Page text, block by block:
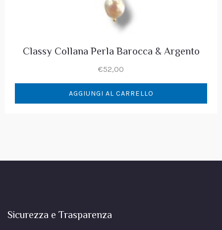
Classy Collana Perla Barocca & Argento
€52,00
AGGIUNGI AL CARRELLO
Sicurezza e Trasparenza